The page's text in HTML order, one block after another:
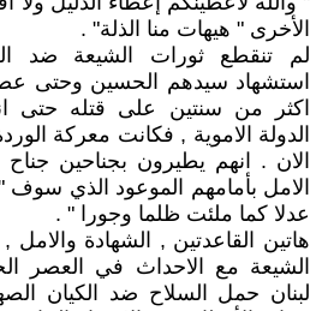
الأخرى " هيهات منا الذلة" .
لم تنقطع ثورات الشيعة ضد
استشهاد سيدهم الحسين وحتى
اكثر من سنتين على قتله حتى
الدولة الاموية , فكانت معركة
الان . انهم يطيرون بجناحين جناح
الامل بأمامهم الموعود الذي
عدلا كما ملئت ظلما وجورا " .
هاتين القاعدتين , الشهادة
الشيعة مع الاحداث في العصر
لبنان حمل السلاح ضد الكيان